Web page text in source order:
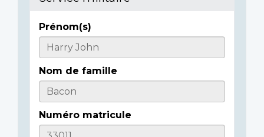
Casualty
Details
Prénom(s)
Nom de famille
Numéro matricule